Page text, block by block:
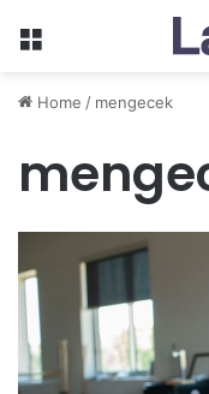
Menu
Home / mengecek